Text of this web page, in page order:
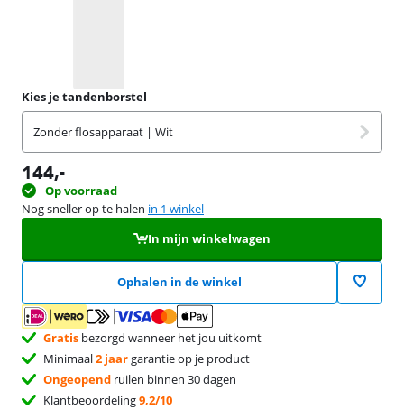
Kies je tandenborstel
Zonder flosapparaat | Wit
144,-
Op voorraad
Nog sneller op te halen in 1 winkel
In mijn winkelwagen
Ophalen in de winkel
Gratis bezorgd wanneer het jou uitkomt
Minimaal2 jaargarantie op je product
Ongeopend ruilen binnen 30 dagen
Klantbeoordeling9,2/10